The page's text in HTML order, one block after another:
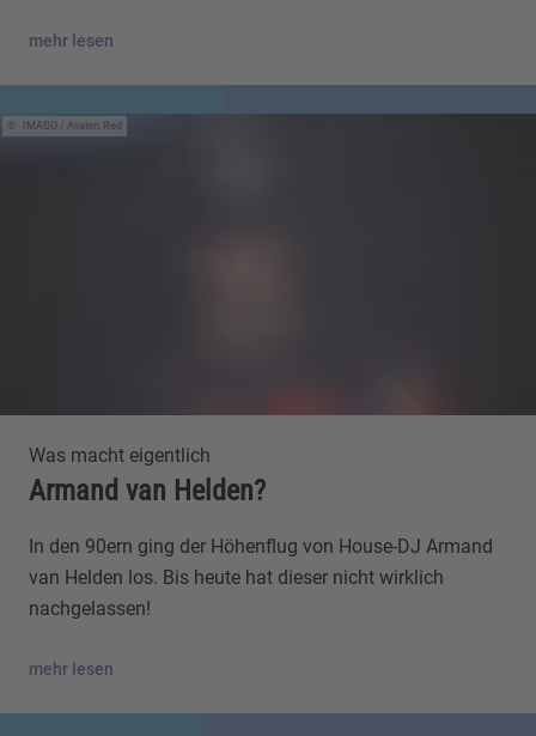
mehr lesen
IMAGO / Avalon.Red
Was macht eigentlich
Armand van Helden?
In den 90ern ging der Höhenflug von House-DJ Armand
van Helden los. Bis heute hat dieser nicht wirklich
nachgelassen!
mehr lesen